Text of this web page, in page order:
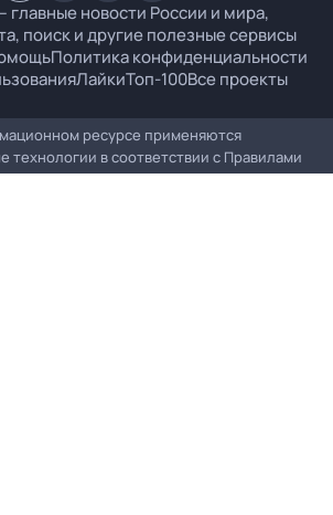
новости России и мира,
поиск и другие полезные сервисы
Политика конфиденциальности
ЛайкиТоп-100Все проекты
ресурсе применяются
технологии в соответствии с Правилами